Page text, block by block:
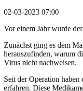
02-03-2023 07:00
Vor einem Jahr wurde
Zunächst ging es dem
herauszufinden, warum
Virus nicht nachweisen.
Seit der Operation
erfahren. Diese